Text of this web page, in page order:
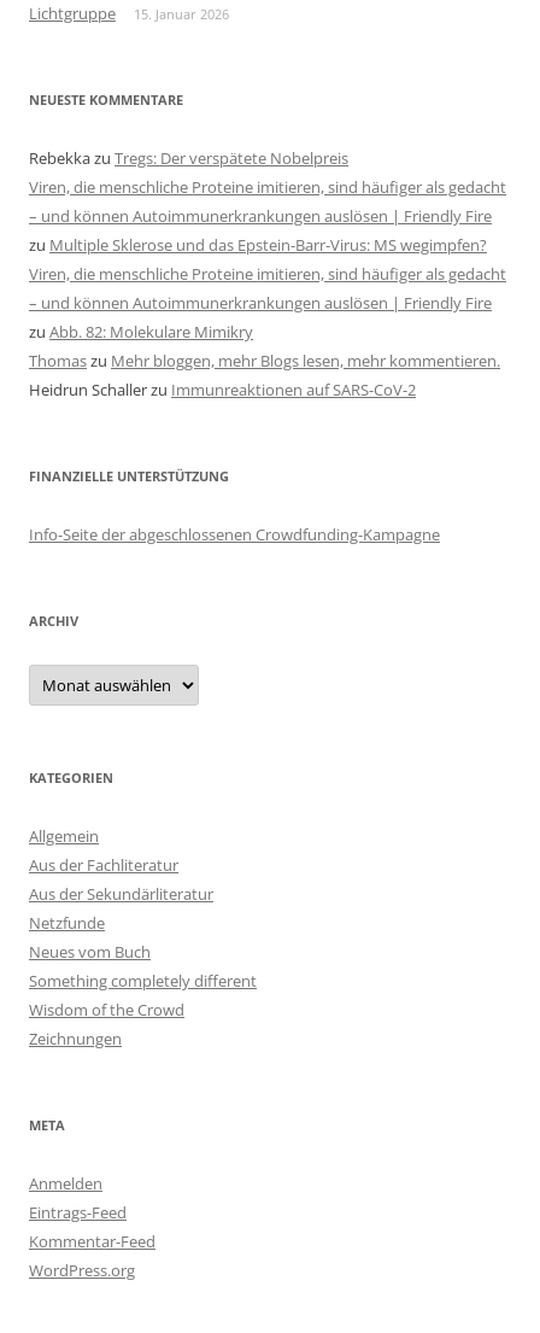
Lichtgruppe 15. Januar 2026
NEUESTE KOMMENTARE
Rebekkazu Tregs: Der verspätete Nobelpreis
Viren, die menschliche Proteine imitieren, sind häufiger als gedacht
– und können Autoimmunerkrankungen auslösen | Friendly Fire
zu Multiple Sklerose und das Epstein-Barr-Virus: MS wegimpfen?
Viren, die menschliche Proteine imitieren, sind häufiger als gedacht
– und können Autoimmunerkrankungen auslösen | Friendly Fire
zu Abb. 82: Molekulare Mimikry
Thomaszu Mehr bloggen, mehr Blogs lesen, mehr kommentieren.
Heidrun Schallerzu Immunreaktionen auf SARS-CoV-2
FINANZIELLE UNTERSTÜTZUNG
Info-Seite der abgeschlossenen Crowdfunding-Kampagne
ARCHIV
Archiv
KATEGORIEN
Allgemein
Aus der Fachliteratur
Aus der Sekundärliteratur
Netzfunde
Neues vom Buch
Something completely different
Wisdom of the Crowd
Zeichnungen
META
Anmelden
Eintrags-Feed
Kommentar-Feed
WordPress.org